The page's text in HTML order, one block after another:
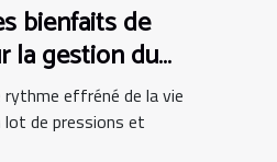
bienfaits de
la gestion du
rythme effréné de la vie
lot de pressions et